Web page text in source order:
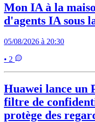
Mon IA à la
d'agents IA sous
05/08/2026 à 20:30
• 2
Huawei lance un
filtre de
protège des